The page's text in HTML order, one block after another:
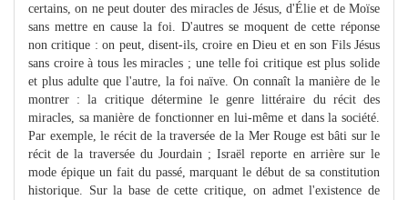
certains, on ne peut douter des miracles de Jésus, d'Élie et de Moïse
sans mettre en cause la foi. D'autres se moquent de cette réponse
non critique : on peut, disent-ils, croire en Dieu et en son Fils Jésus
sans croire à tous les miracles ; une telle foi critique est plus solide
et plus adulte que l'autre, la foi naïve. On connaît la manière de le
montrer : la critique détermine le genre littéraire du récit des
miracles, sa manière de fonctionner en lui-même et dans la société.
Par exemple, le récit de la traversée de la Mer Rouge est bâti sur le
récit de la traversée du Jourdain ; Israël reporte en arrière sur le
mode épique un fait du passé, marquant le début de sa constitution
historique. Sur la base de cette critique, on admet l'existence de